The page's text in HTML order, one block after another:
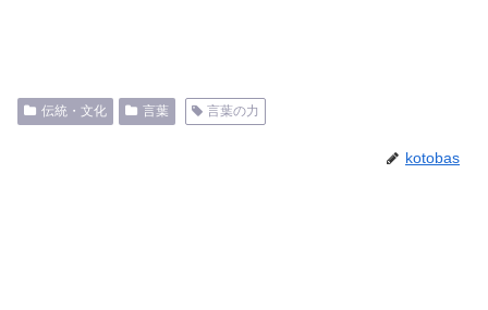
伝統・文化 言葉 言葉の力
kotobas